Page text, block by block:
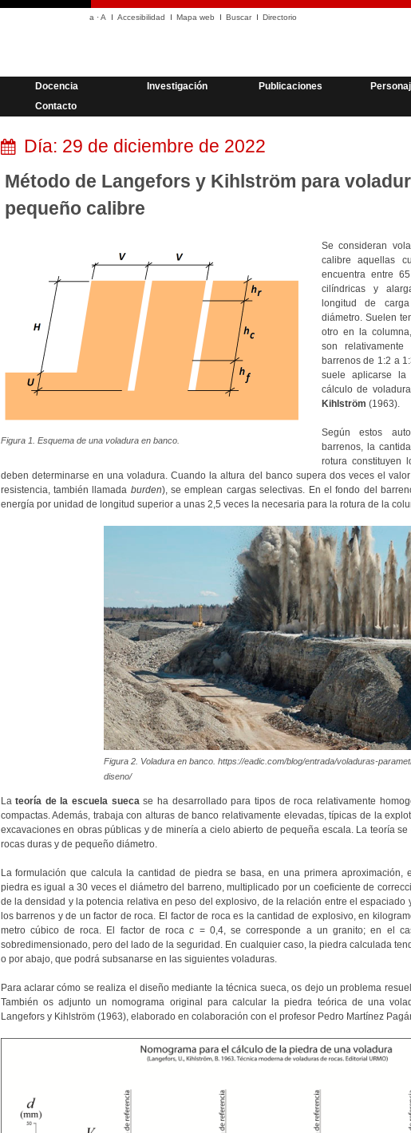
a ·A Accesibilidad Mapa web Buscar Directorio
Docencia Investigación Publicaciones
Contacto
Día: 29 de diciembre de 2022
Método de Langefors y Kihlström para
pequeño calibre
Figura 1. Esquema de una voladura en banco.
Se consideran
calibre aquellas
encuentra entre
cilíndricas y
longitud de
diámetro. Suelen
otro en la
son
barrenos de 1:2 a
suele aplicarse la
cálculo de
Kihlström (1963).
Según estos
barrenos, la
rotura constituyen
deben determinarse en una voladura. Cuando la altura del banco supera dos veces el
resistencia, también llamada burden), se emplean cargas selectivas. En el fondo del
energía por unidad de longitud superior a unas 2,5 veces la necesaria para la rotura de la
Figura 2. Voladura en banco. https://eadic.com/blog/entrada/voladuras-
diseno/
Lateoría de la escuela suecase ha desarrollado para tipos de roca relativamente
compactas. Además, trabaja con alturas de banco relativamente elevadas, típicas de la
excavaciones en obras públicas y de minería a cielo abierto de pequeña escala. La teoría
rocas duras y de pequeño diámetro.
La formulación que calcula la cantidad de piedra se basa, en una primera aproximación,
piedra es igual a 30 veces el diámetro del barreno, multiplicado por un coeficiente de
de la densidad y la potencia relativa en peso del explosivo, de la relación entre el espaciado
los barrenos y de un factor de roca. El factor de roca es la cantidad de explosivo, en
metro cúbico de roca. El factor de rocac = 0,4, se corresponde a un granito; en el
sobredimensionado, pero del lado de la seguridad. En cualquier caso, la piedra calculada
o por abajo, que podrá subsanarse en las siguientes voladuras.
Para aclarar cómo se realiza el diseño mediante la técnica sueca, os dejo un problema
También os adjunto un nomograma original para calcular la piedra teórica de una
Langefors y Kihlström (1963), elaborado en colaboración con el profesor Pedro Martínez